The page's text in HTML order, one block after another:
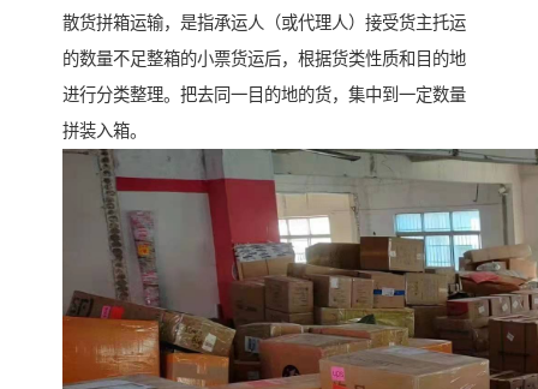
散货拼箱运输，是指承运人（或代理人）接受货主托运
的数量不足整箱的小票货运后，根据货类性质和目的地
进行分类整理。把去同一目的地的货，集中到一定数量
拼装入箱。